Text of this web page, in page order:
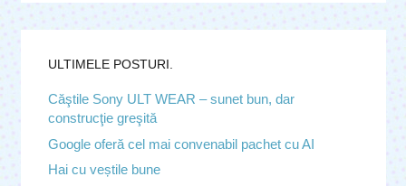
ULTIMELE POSTURI.
Căştile Sony ULT WEAR – sunet bun, dar
construcţie greşită
Google oferă cel mai convenabil pachet cu AI
Hai cu veștile bune